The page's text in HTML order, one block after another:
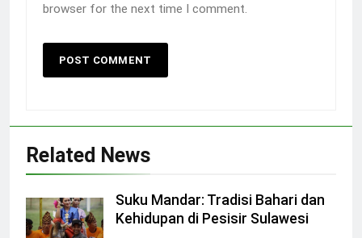
browser for the next time I comment.
Related News
Suku Mandar: Tradisi Bahari dan
Kehidupan di Pesisir Sulawesi